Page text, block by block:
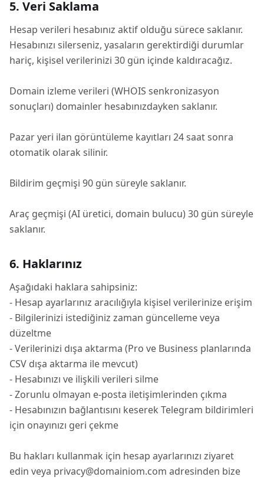
5. Veri Saklama
Hesap verileri hesabınız aktif olduğu sürece saklanır.
Hesabınızı silerseniz, yasaların gerektirdiği durumlar
hariç, kişisel verilerinizi 30 gün içinde kaldıracağız.
Domain izleme verileri (WHOIS senkronizasyon
sonuçları) domainler hesabınızdayken saklanır.
Pazar yeri ilan görüntüleme kayıtları 24 saat sonra
otomatik olarak silinir.
Bildirim geçmişi 90 gün süreyle saklanır.
Araç geçmişi (AI üretici, domain bulucu) 30 gün süreyle
saklanır.
6. Haklarınız
Aşağıdaki haklara sahipsiniz:
- Hesap ayarlarınız aracılığıyla kişisel verilerinize erişim
- Bilgilerinizi istediğiniz zaman güncelleme veya
düzeltme
- Verilerinizi dışa aktarma (Pro ve Business planlarında
CSV dışa aktarma ile mevcut)
- Hesabınızı ve ilişkili verileri silme
- Zorunlu olmayan e-posta iletişimlerinden çıkma
- Hesabınızın bağlantısını keserek Telegram bildirimleri
için onayınızı geri çekme
Bu hakları kullanmak için hesap ayarlarınızı ziyaret
edin veya privacy@domainiom.com adresinden bize